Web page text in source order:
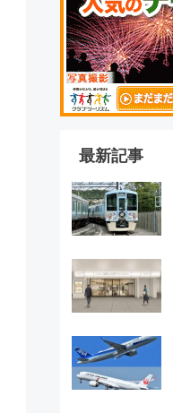
最新記事